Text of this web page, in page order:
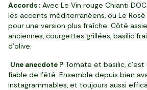
Accords : Avec Le Vin rouge Chianti
les accents méditerranéens, ou Le Rosé
pour une version plus fraîche. Côté
anciennes, courgettes grillées, basilic
d’olive.
Une anecdote ? Tomate et basilic,
fiable de l’été. Ensemble depuis bien
instagrammables, et toujours aussi